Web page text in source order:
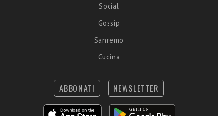
Social
Gossip
Sanremo
Cucina
ABBONATI NEWSLETTER